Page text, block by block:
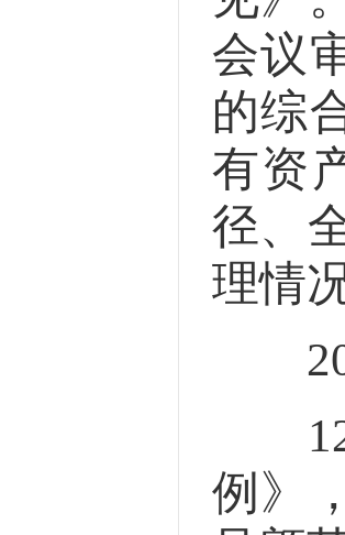
会议
的综
有资
径、
理情
12
例》